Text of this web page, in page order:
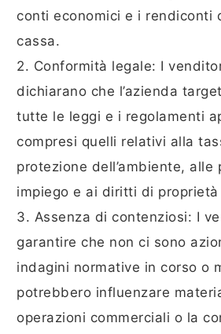
conti economici e i rendiconti
cassa.
2. Conformità legale: I
dichiarano che l’azienda
tutte le leggi e i regolamenti
compresi quelli relativi alla
protezione dell’ambiente, alle
impiego e ai diritti di
3. Assenza di contenziosi: I
garantire che non ci sono
indagini normative in corso o
potrebbero influenzare
operazioni commerciali o la